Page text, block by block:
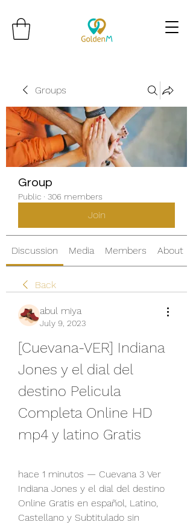
Groups
Group
Public · 306 members
Join
Discussion Media Members About
Back
abul miya
July 9, 2023
[Cuevana-VER] Indiana
Jones y el dial del
destino Pelicula
Completa Online HD
mp4 y latino Gratis
hace 1 minutos — Cuevana 3 Ver
Indiana Jones y el dial del destino
Online Gratis en español, Latino,
Castellano y Subtitulado sin